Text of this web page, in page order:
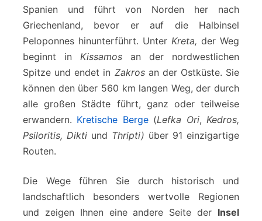
Spanien und führt von Norden her nach
Griechenland, bevor er auf die Halbinsel
Peloponnes hinunterführt. Unter Kreta, der Weg
beginnt in Kissamos an der nordwestlichen
Spitze und endet in Zakrosan der Ostküste. Sie
können den über 560 km langen Weg, der durch
alle großen Städte führt, ganz oder teilweise
erwandern. Kretische Berge(Lefka Ori,Kedros,
Psiloritis, Dikti und Thripti) über 91 einzigartige
Routen.
Die Wege führen Sie durch historisch und
landschaftlich besonders wertvolle Regionen
und zeigen Ihnen eine andere Seite der Insel